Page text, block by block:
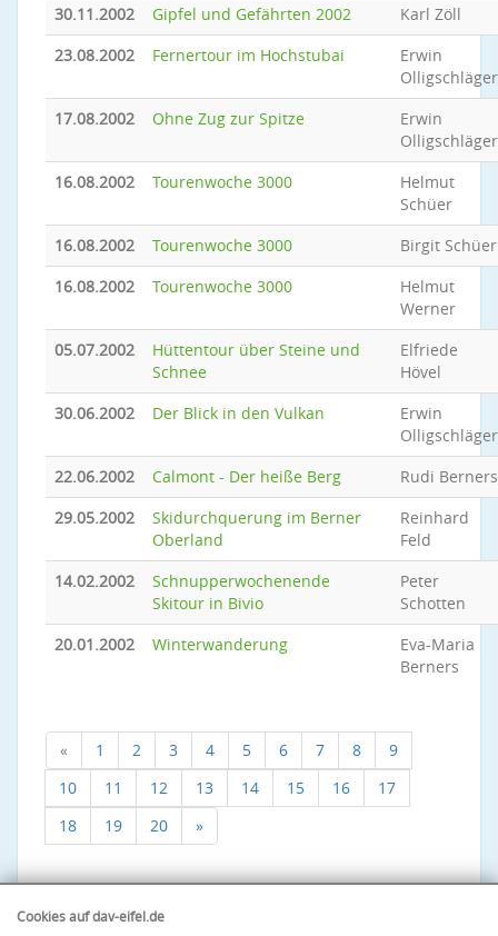
30.11.2002
Gipfel und Gefährten 2002
Karl Zöll
23.08.2002
Fernertour im Hochstubai
Erwin
Olligschläger
17.08.2002
Ohne Zug zur Spitze
Erwin
Olligschläger
16.08.2002
Tourenwoche 3000
Helmut
Schüer
16.08.2002
Tourenwoche 3000
Birgit Schüer
16.08.2002
Tourenwoche 3000
Helmut
Werner
05.07.2002
Hüttentour über Steine und
Schnee
Elfriede
Hövel
30.06.2002
Der Blick in den Vulkan
Erwin
Olligschläger
22.06.2002
Calmont - Der heiße Berg
Rudi Berners
29.05.2002
Skidurchquerung im Berner
Oberland
Reinhard
Feld
14.02.2002
Schnupperwochenende
Skitour in Bivio
Peter
Schotten
20.01.2002
Winterwanderung
Eva-Maria
Berners
« 1 2 3 4 5 6 7 8
9
10
11 12 13 14 15 16
17
18
19 20 »
Cookies auf dav-eifel.de